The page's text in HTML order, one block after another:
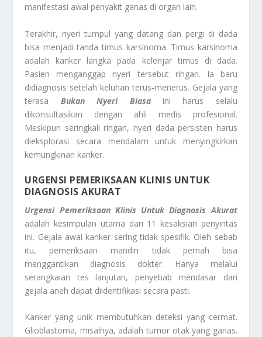
manifestasi awal penyakit ganas di organ lain.
Terakhir, nyeri tumpul yang datang dan pergi di dada
bisa menjadi tanda timus karsinoma. Timus karsinoma
adalah kanker langka pada kelenjar timus di dada.
Pasien menganggap nyeri tersebut ringan. Ia baru
didiagnosis setelah keluhan terus-menerus. Gejala yang
terasa Bukan Nyeri Biasaini harus selalu
dikonsultasikan dengan ahli medis profesional.
Meskipun seringkali ringan, nyeri dada persisten harus
dieksplorasi secara mendalam untuk menyingkirkan
kemungkinan kanker.
URGENSI PEMERIKSAAN KLINIS UNTUK
DIAGNOSIS AKURAT
Urgensi Pemeriksaan Klinis Untuk Diagnosis Akurat
adalah kesimpulan utama dari 11 kesaksian penyintas
ini. Gejala awal kanker sering tidak spesifik. Oleh sebab
itu, pemeriksaan mandiri tidak pernah bisa
menggantikan diagnosis dokter. Hanya melalui
serangkaian tes lanjutan, penyebab mendasar dari
gejala aneh dapat diidentifikasi secara pasti.
Kanker yang unik membutuhkan deteksi yang cermat.
Glioblastoma, misalnya, adalah tumor otak yang ganas.